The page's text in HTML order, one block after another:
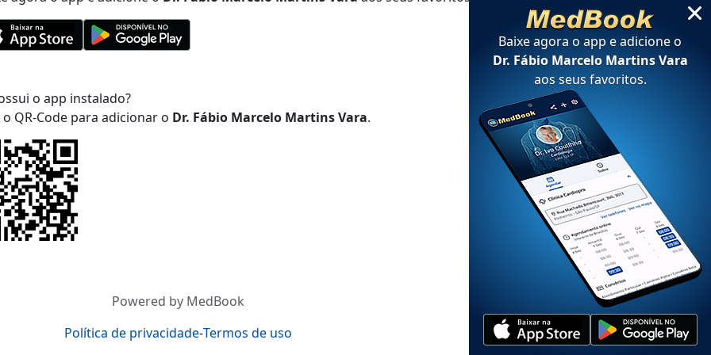
o app instalado?
o QR-Code para adicionar o Dr. Fábio Marcelo Martins Vara.
Baixe agora o app e adicioneo
Dr. Fábio Marcelo Martins Vara
aos seus favoritos.
Powered by MedBook
Política de privacidade-Termos de uso